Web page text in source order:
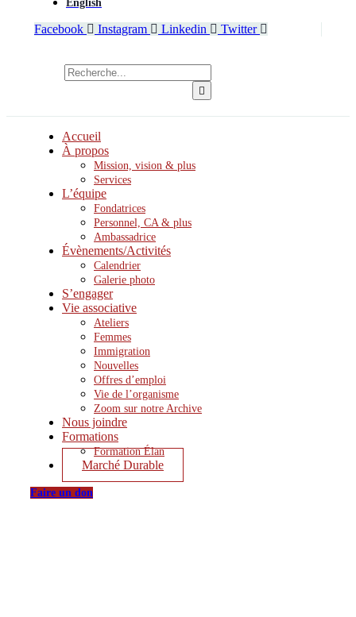
English
Facebook Instagram Linkedin Twitter
Accueil
À propos
Mission, vision & plus
Services
L’équipe
Fondatrices
Personnel, CA & plus
Ambassadrice
Évènements/Activités
Calendrier
Galerie photo
S’engager
Vie associative
Ateliers
Femmes
Immigration
Nouvelles
Offres d’emploi
Vie de l’organisme
Zoom sur notre Archive
Nous joindre
Formations
Formation Élan
Marché Durable
Faire un don